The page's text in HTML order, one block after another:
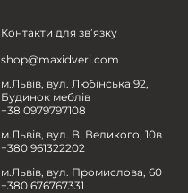
Контакти для зв’язку
shop@maxidveri.com
м.Львів, вул. Любінська 92,
Будинок меблів
+38 0979797108
м.Львів, вул. В. Великого, 10в
+380 961322202
м.Львів, вул. Промислова, 60
+380 676767331